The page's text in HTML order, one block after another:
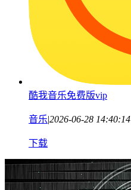
酷我音乐免费版vip
音乐|2026-06-28 14:40:14
下载